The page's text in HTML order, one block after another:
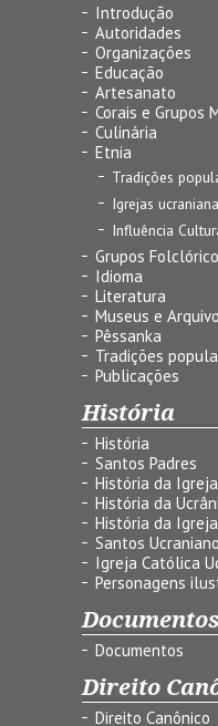
Introdução
Autoridades
Organizações
Educação
Artesanato
Corais e Grupos
Culinária
Etnia
Tradições
Igrejas
Influência
Grupos
Idioma
Literatura
Museus e
Pêssanka
Tradições
Publicações
História
História
Santos Padres
História da Igreja
História da
História da
Santos
Igreja Católica
Personagens
Documentos
Documentos
Direito
Direito Canônico